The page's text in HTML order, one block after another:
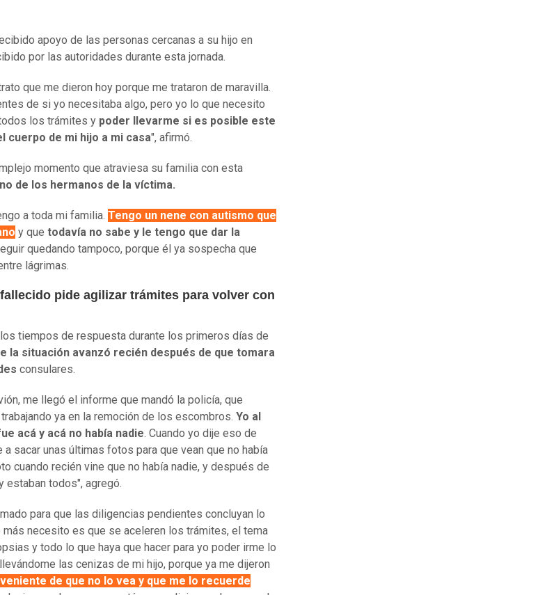
apoyo de las personas cercanas a su hijo en
por las autoridades durante esta jornada.
que me dieron hoy porque me trataron de maravilla.
de si yo necesitaba algo, pero yo lo que necesito
los trámites y poder llevarme si es posible este
cuerpo de mi hijo a mi casa", afirmó.
momento que atraviesa su familia con esta
de los hermanos de la víctima.
a toda mi familia. Tengo un nene con autismo que
y que todavía no sabe y le tengo que dar la
quedando tampoco, porque él ya sospecha que
lágrimas.
pide agilizar trámites para volver con
tiempos de respuesta durante los primeros días de
la situación avanzó recién después de que tomara
consulares.
me llegó el informe que mandó la policía, que
ya en la remoción de los escombros. Yo al
acá y acá no había nadie. Cuando yo dije eso de
a sacar unas últimas fotos para que vean que no había
cuando recién vine que no había nadie, y después de
estaban todos", agregó.
para que las diligencias pendientes concluyan lo
más necesito es que se aceleren los trámites, el tema
y todo lo que haya que hacer para yo poder irme lo
las cenizas de mi hijo, porque ya me dijeron
de que no lo vea y que me lo recuerde